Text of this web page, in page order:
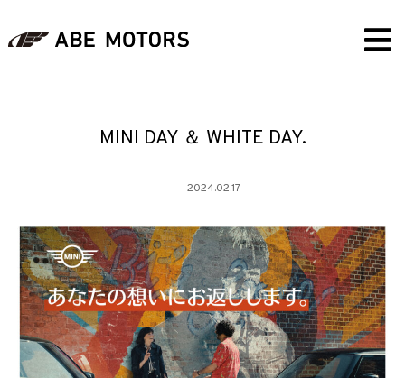
MINI DAY ＆ WHITE DAY.
2024.02.17